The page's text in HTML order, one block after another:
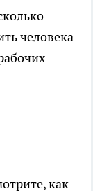
человека
как